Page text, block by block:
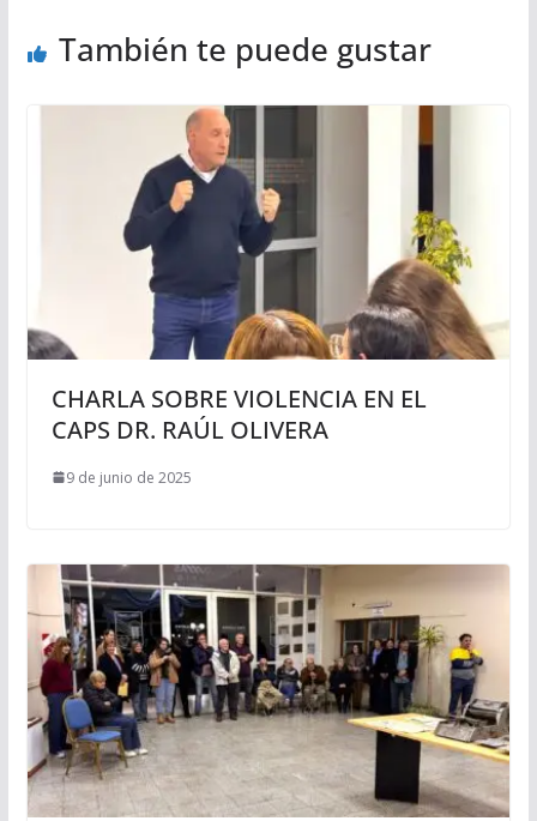
También te puede gustar
CHARLA SOBRE VIOLENCIA EN EL
CAPS DR. RAÚL OLIVERA
9 de junio de 2025